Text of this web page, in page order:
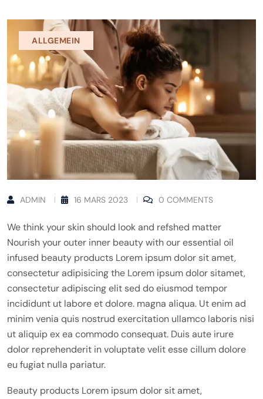
ALLGEMEIN
ADMIN 16 MARS 2023 0 COMMENTS
We think your skin should look and refshed matter
Nourish your outer inner beauty with our essential oil
infused beauty products Lorem ipsum dolor sit amet,
consectetur adipisicing the Lorem ipsum dolor sitamet,
consectetur adipiscing elit sed do eiusmod tempor
incididunt ut labore et dolore. magna aliqua. Ut enim ad
minim venia quis nostrud exercitation ullamco laboris nisi
ut aliquip ex ea commodo consequat. Duis aute irure
dolor reprehenderit in voluptate velit esse cillum dolore
eu fugiat nulla pariatur.
Beauty products Lorem ipsum dolor sit amet,